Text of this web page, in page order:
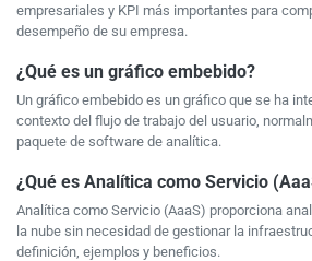
empresariales y KPI más importantes para
desempeño de su empresa.
¿Qué es un gráfico embebido?
Un gráfico embebido es un gráfico que se ha
contexto del flujo de trabajo del usuario,
paquete de software de analítica.
¿Qué es Analítica como Servicio
Analítica como Servicio (AaaS) proporciona
la nube sin necesidad de gestionar la
definición, ejemplos y beneficios.